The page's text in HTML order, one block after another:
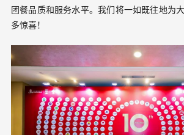
团餐品质和服务水平。我们将一如既往地为
多惊喜！